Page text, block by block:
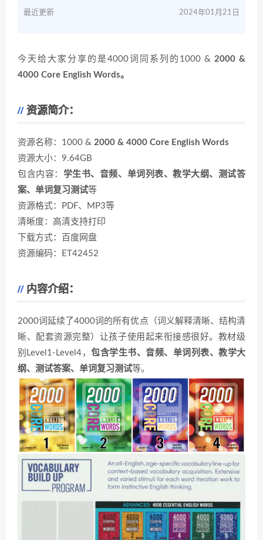
最近更新 2024年01月21日
今天给大家分享的是4000词同系列的1000 & 2000 &
4000 Core English Words。
资源简介：
资源名称：1000 & 2000 & 4000 Core English Words
资源大小：9.64GB
包含内容： 学生书、音频、单词列表、教学大纲、测试答
案、单词复习测试等
资源格式：PDF、MP3等
清晰度：高清支持打印
下载方式：百度网盘
资源编码：ET42452
内容介绍：
2000词延续了4000词的所有优点（词义解释清晰、结构清
晰、配套资源完整）让孩子使用起来衔接感很好。教材级
别Level1-Level4，包含学生书、音频、单词列表、教学大
纲、测试答案、单词复习测试等。